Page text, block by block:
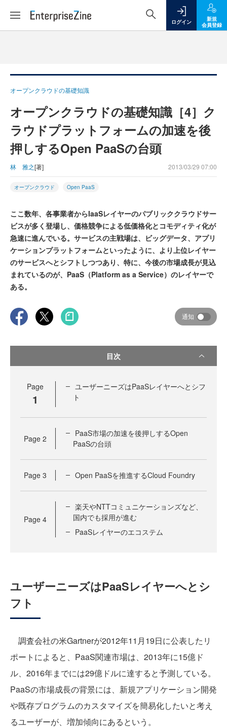
ログイン
新規
会員登録
オープンクラウドの基礎知識
オープンクラウドの基礎知識［4］ク
ラウドプラットフォームの加速を後
押しするOpen PaaSの台頭
林 雅之[著] 2013/03/29 07:00
オープンクラウド Open PaaS
ここ数年、各事業者からIaaSレイヤーのパブリッククラウドサー
ビスが多く登場し、価格競争による低価格化とコモディティ化が
急速に進んでいる。サービスの主戦場は、ビッグデータ、アプリ
ケーションプラットフォームといったように、より上位レイヤー
のサービスへとシフトしつつあり、特に、今後の市場成長が見込
まれているのが、PaaS（Platform as a Service）のレイヤーで
ある。
通知
目次
Page
1
ユーザーニーズはPaaSレイヤーへとシフ
ト
Page 2
PaaS市場の加速を後押しするOpen
PaaSの台頭
Page 3 Open PaaSを推進するCloud Foundry
Page 4
楽天やNTTコミュニケーションズなど、
国内でも採用が進む
PaaSレイヤーのエコステム
ユーザーニーズはPaaSレイヤーへとシ
フト
調査会社の米Gartnerが2012年11月19日に公表したリ
ポートによると、PaaS関連市場は、2013年に15億ド
ル、2016年までには29億ドルに達すると予測している。
PaaSの市場成長の背景には、新規アプリケーション開発
や既存プログラムのカスタマイズを簡易化したいと考え
るユーザーが、増加傾向にあるという。